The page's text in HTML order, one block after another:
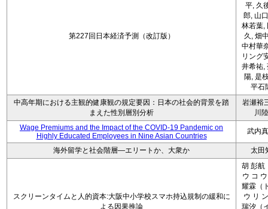
第227回日本経済予測（改訂版）
平, 久
郎, 山
林若葉,
久, 畑
中村華
リング
井希祐,
陽, 是
平石
中高年期における主観的健康観の規定要因：日本の社会的背景を踏
まえた性別層別分析
岩瀬裕
川
Wage Premiums and the Impact of the COVID‑19 Pandemic on
Highly Educated Employees in Nine Asian Countries
武内
海外留学と社会階層―エリートか、大衆か 太田
スクリーンタイムと人的資本:大阪中小学校スマホ持込規制の緩和に
よる因果推論
胡 彭航
ウ コ
耀霖（
ウ リ
瑞汐（